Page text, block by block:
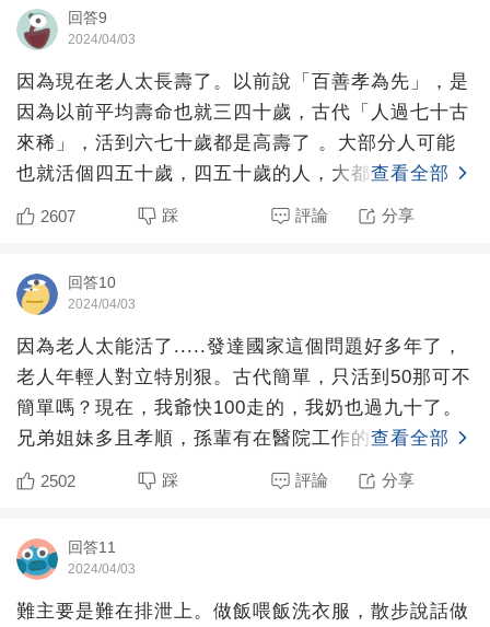
回答9
2024/04/03
因為現在老人太長壽了。以前說「百善孝為先」，是
因為以前平均壽命也就三四十歲，古代「人過七十古
來稀」，活到六七十歲都是高壽了 。大部分人可能
也就活個四五十歲，四五十歲的人，大都是能夠自理
的 ，病了也不會
查看全部
2607 踩 評論 分享
回答10
2024/04/03
因為老人太能活了.....發達國家這個問題好多年了，
老人年輕人對立特別狠。古代簡單，只活到50那可不
簡單嗎？現在，我爺快100走的，我奶也過九十了。
兄弟姐妹多且孝順，孫輩有在醫院工作的。我，放假
一個月
查看全部
2502 踩 評論 分享
回答11
2024/04/03
難主要是難在排泄上。做飯喂飯洗衣服，散步說話做